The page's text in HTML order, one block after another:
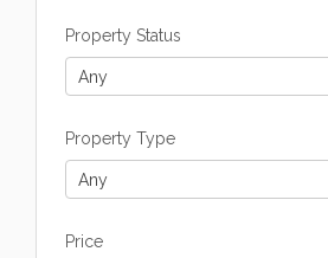
Property Status
Any
Property Type
Any
Price